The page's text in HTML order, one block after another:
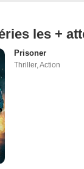
les +
Prisoner
Thriller,Action